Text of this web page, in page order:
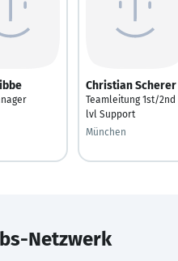
Christian Scherer
Teamleitung 1st/2nd
lvl Support
München
Netzwerk